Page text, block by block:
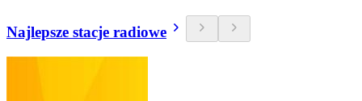
Najlepsze stacje radiowe